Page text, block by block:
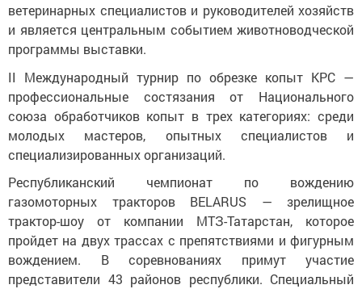
ветеринарных специалистов и руководителей хозяйств
и является центральным событием животноводческой
программы выставки.
II Международный турнир по обрезке копыт КРС —
профессиональные состязания от Национального
союза обработчиков копыт в трех категориях: среди
молодых мастеров, опытных специалистов и
специализированных организаций.
Республиканский чемпионат по вождению
газомоторных тракторов BELARUS — зрелищное
трактор-шоу от компании МТЗ-Татарстан, которое
пройдет на двух трассах с препятствиями и фигурным
вождением. В соревнованиях примут участие
представители 43 районов республики. Специальный